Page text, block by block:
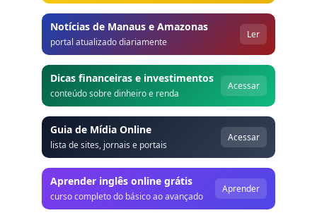
Notícias de Manaus e Amazonas
portal atualizado diariamente
Ler
Dicas financeiras e investimentos
conteúdo sobre dinheiro e renda
Acessar
Guia de Mídia Online
lista de sites, jornais e portais
Acessar
Aprender inglês online grátis
curso completo do básico ao avançado
Aprender